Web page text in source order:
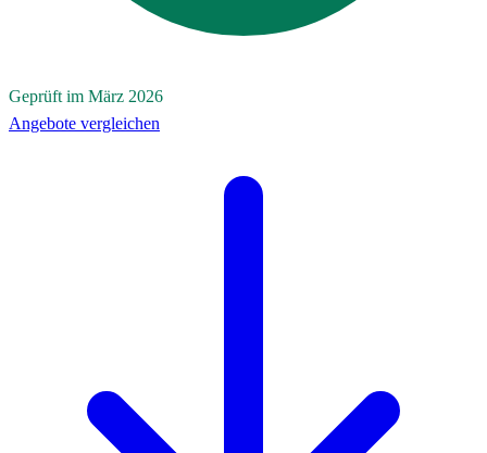
Geprüft im März 2026
Angebote vergleichen